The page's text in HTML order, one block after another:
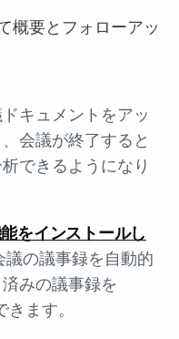
概要とフォローアッ
キュメントをアッ
会議が終了すると
できるようになり
をインストールし
の議事録を自動的
みの議事録を
ます。